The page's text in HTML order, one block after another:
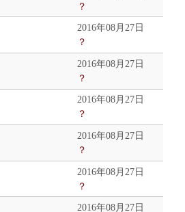
？
2016年08月27日
？
2016年08月27日
？
2016年08月27日
？
2016年08月27日
？
2016年08月27日
？
2016年08月27日